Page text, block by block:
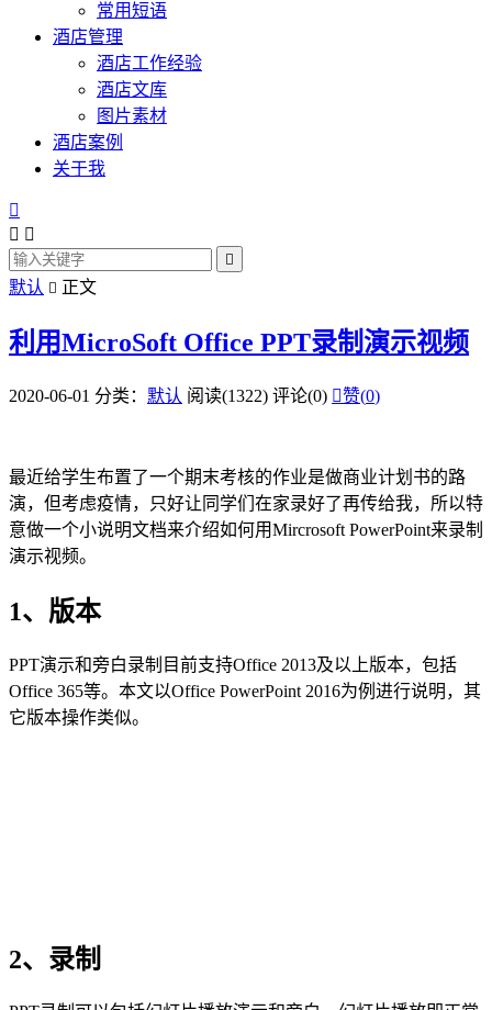
常用短语
酒店管理
酒店工作经验
酒店文库
图片素材
酒店案例
关于我

 

默认  正文
利用MicroSoft Office PPT录制演示视频
2020-06-01 分类： 默认 阅读(1322) 评论(0) 赞(0)
最近给学生布置了一个期末考核的作业是做商业计划书的路
演，但考虑疫情，只好让同学们在家录好了再传给我，所以特
意做一个小说明文档来介绍如何用Mircrosoft PowerPoint来录制
演示视频。
1、版本
PPT演示和旁白录制目前支持Office 2013及以上版本，包括
Office 365等。本文以Office PowerPoint 2016为例进行说明，其
它版本操作类似。
2、录制